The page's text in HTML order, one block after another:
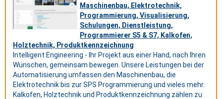
Maschinenbau, Elektrotechnik,
Programmierung, Visualisierung,
Schulungen, Dienstleistung,
Programmierer S5 & S7, Kalkofen,
Holztechnik, Produktkennzeichnung
Intelligent Engineering - Ihr Projekt aus einer Hand, nach Ihren
Wünschen, gemeinsam bewegen. Unsere Leistungen bei der
Automatisierung umfassen den Maschinenbau, die
Elektrotechnik bis zur SPS Programmierung und vieles mehr.
Kalkofen, Holztechnik und Produktkennzeichnung zählen zu